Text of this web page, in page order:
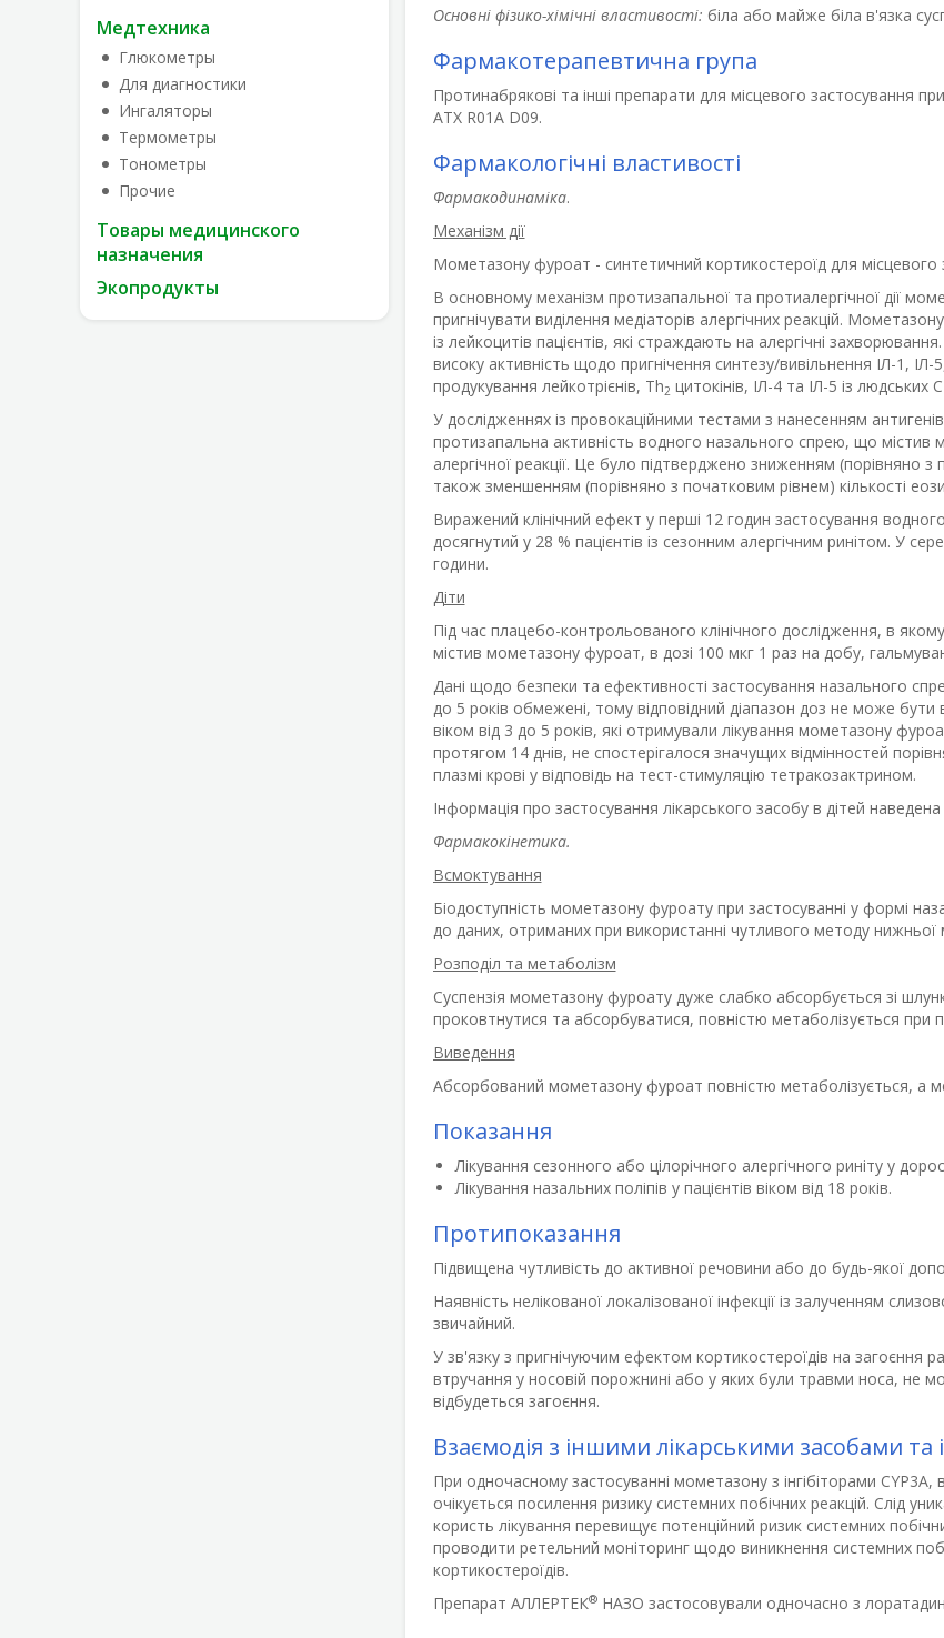
Медтехника
Глюкометры
Для диагностики
Ингаляторы
Термометры
Тонометры
Прочие
Товары медицинского
назначения
Экопродукты
Основні фізико-хімічні властивості: біла або майже біла в'язка
Фармакотерапевтична група
Протинабрякові та інші препарати для місцевого застосування
АТХ R01A D09.
Фармакологічні властивості
Фармакодинаміка.
Механізм дії
Мометазону фуроат - синтетичний кортикостероїд для
В основному механізм протизапальної та протиалергічної дії
пригнічувати виділення медіаторів алергічних реакцій.
із лейкоцитів пацієнтів, які страждають на алергічні
високу активність щодо пригнічення синтезу/вивільнення ІЛ-1,
продукування лейкотрієнів, Th2 цитокінів, ІЛ-4 та ІЛ-5 із людських
У дослідженнях із провокаційними тестами з нанесенням
протизапальна активність водного назального спрею, що містив
алергічної реакції. Це було підтверджено зниженням (порівняно з
також зменшенням (порівняно з початковим рівнем) кількості
Виражений клінічний ефект у перші 12 годин застосування
досягнутий у 28 % пацієнтів із сезонним алергічним ринітом. У
години.
Діти
Під час плацебо-контрольованого клінічного дослідження, в
містив мометазону фуроат, в дозі 100 мкг 1 раз на добу,
Дані щодо безпеки та ефективності застосування назального
до 5 років обмежені, тому відповідний діапазон доз не може
віком від 3 до 5 років, які отримували лікування мометазону
протягом 14 днів, не спостерігалося значущих відмінностей
плазмі крові у відповідь на тест-стимуляцію тетракозактрином.
Інформація про застосування лікарського засобу в дітей
Фармакокінетика.
Всмоктування
Біодоступність мометазону фуроату при застосуванні у формі
до даних, отриманих при використанні чутливого методу нижньої
Розподіл та метаболізм
Суспензія мометазону фуроату дуже слабко абсорбується зі
проковтнутися та абсорбуватися, повністю метаболізується при
Виведення
Абсорбований мометазону фуроат повністю метаболізується, а
Показання
Лікування сезонного або цілорічного алергічного риніту у
Лікування назальних поліпів у пацієнтів віком від 18 років.
Протипоказання
Підвищена чутливість до активної речовини або до будь-якої
Наявність нелікованої локалізованої інфекції із залученням
звичайний.
У зв'язку з пригнічуючим ефектом кортикостероїдів на загоєння
втручання у носовій порожнині або у яких були травми носа, не
відбудеться загоєння.
Взаємодія з іншими лікарськими засобами та
При одночасному застосуванні мометазону з інгібіторами
очікується посилення ризику системних побічних реакцій. Слід
користь лікування перевищує потенційний ризик системних
проводити ретельний моніторинг щодо виникнення системних
кортикостероїдів.
Препарат АЛЛЕРТЕК®НАЗО застосовували одночасно з